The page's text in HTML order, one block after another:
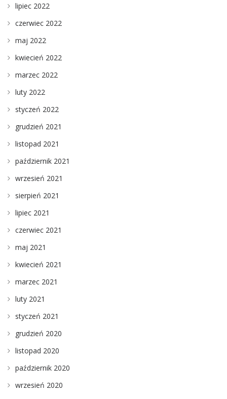
lipiec 2022
czerwiec 2022
maj 2022
kwiecień 2022
marzec 2022
luty 2022
styczeń 2022
grudzień 2021
listopad 2021
październik 2021
wrzesień 2021
sierpień 2021
lipiec 2021
czerwiec 2021
maj 2021
kwiecień 2021
marzec 2021
luty 2021
styczeń 2021
grudzień 2020
listopad 2020
październik 2020
wrzesień 2020